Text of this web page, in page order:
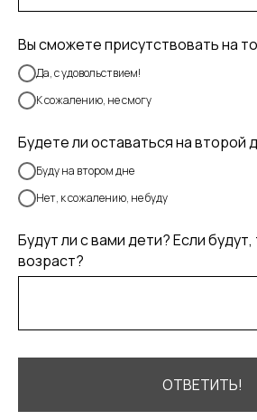
Вы сможете присутствовать на
Да, с удовольствием!
К сожалению, не смогу
Будете ли оставаться на второй
Буду на втором дне
Нет, к сожалению, не буду
Будут ли с вами дети? Если будут,
возраст?
ОТВЕТИТЬ!